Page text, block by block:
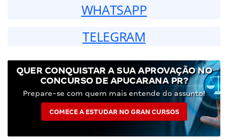
WHATSAPP
TELEGRAM
QUER CONQUISTAR A SUA APROVAÇÃO NO
CONCURSO DE APUCARANA PR?
Prepare-se com quem mais entende do assunto!
COMECE A ESTUDAR NO GRAN CURSOS